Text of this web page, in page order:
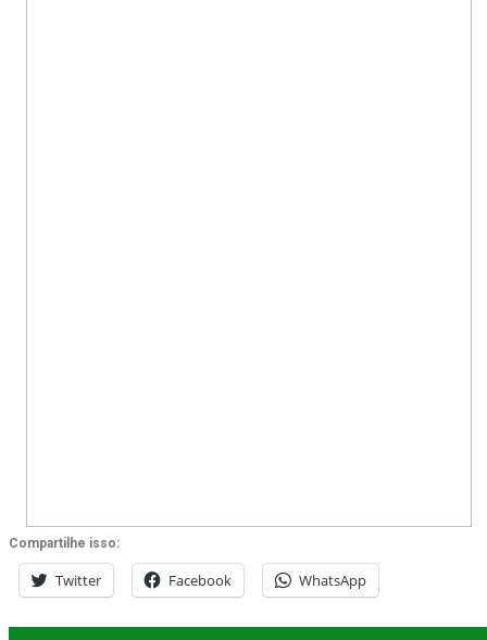
Compartilhe isso:
Twitter Facebook WhatsApp